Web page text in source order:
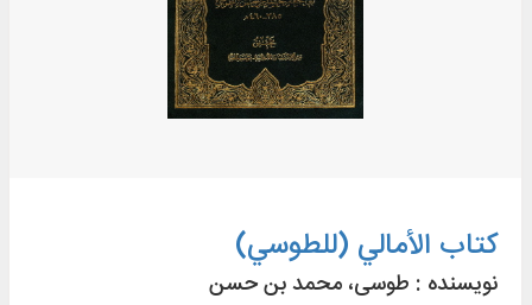
کتاب الأمالي (للطوسي)
نویسنده : طوسی، محمد بن حسن